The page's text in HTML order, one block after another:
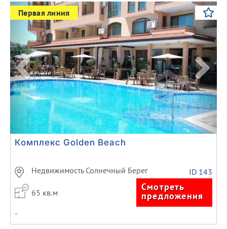
Previous Next
Первая линия
Комплекс Golden Beach
Недвижимость Солнечный Берег ID 143
65 кв.м Смотреть
предложения
-